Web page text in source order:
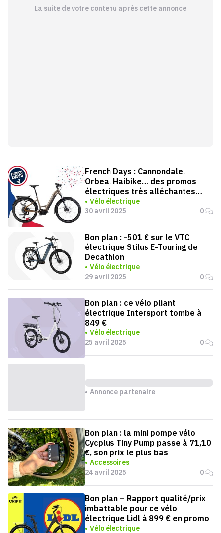
La suite de votre contenu après cette annonce
French Days : Cannondale,
Orbea, Haibike… des promos
électriques très alléchantes
chez Alltricks !
Vélo électrique
30 avril 2025
0
Bon plan : -501 € sur le VTC
électrique Stilus E-Touring de
Decathlon
Vélo électrique
29 avril 2025
0
Bon plan : ce vélo pliant
électrique Intersport tombe à
849 €
Vélo électrique
25 avril 2025
0
Annonce partenaire
Bon plan : la mini pompe vélo
Cycplus Tiny Pump passe à 71,10
€, son prix le plus bas
Accessoires
24 avril 2025
0
Bon plan – Rapport qualité/prix
imbattable pour ce vélo
électrique Lidl à 899 € en promo
Vélo électrique